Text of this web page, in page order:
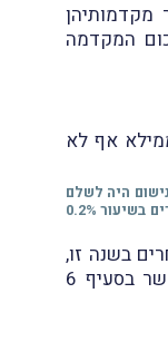
מקדמותיהן
המקדמה
אף לא
(בשיעור שנתי של 4%) בגין סכום המס שעל הנישום היה לשלם
כמקדמה. שאלה מעניינת היא, האם מדובר ב"חוב מס" כמשמעותו בחוק המיסים (קנס פיגורים), התשמ"א-1980, שאז יווסף לחוב האמור קנס פיגורים בשיעור 0.2%
בשנה זו,
קיימת הבחנה בין רווחים מניירות-ערך נסחרים שמהם נוכה מס במקור לבין רווחים שמהם לא נוכה מס במקור, כאשר בסעיף 6